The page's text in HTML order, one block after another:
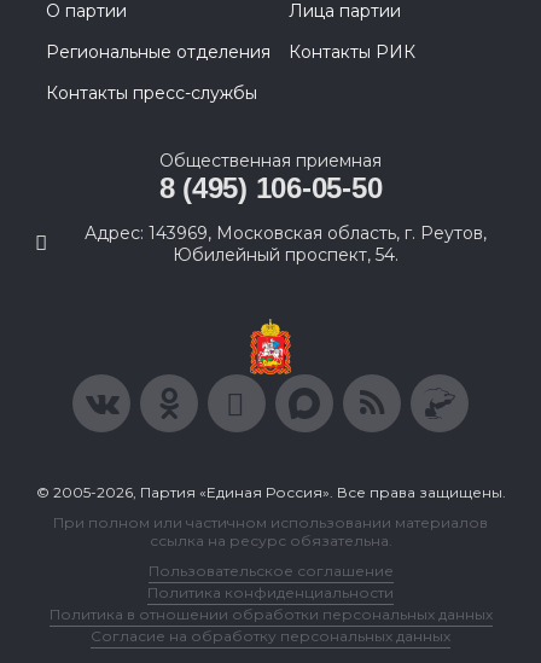
О партии
Лица партии
Региональные отделения
Контакты РИК
Контакты пресс-службы
Общественная приемная
8 (495) 106-05-50
Адрес: 143969, Московская область, г. Реутов,
Юбилейный проспект, 54.
© 2005-2026, Партия «Единая Россия». Все права защищены.
При полном или частичном использовании материалов
ссылка на ресурс обязательна.
Пользовательское соглашение
Политика конфиденциальности
Политика в отношении обработки персональных данных
Согласие на обработку персональных данных